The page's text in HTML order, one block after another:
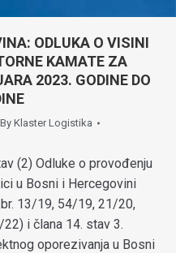
ODLUKA O VISINI
KAMATE ZA
2023. GODINE DO
By Klaster Logistika
(2) Odluke o provođenju
u Bosni i Hercegovini
br. 13/19, 54/19, 21/20,
i člana 14. stav 3.
oporezivanja u Bosni